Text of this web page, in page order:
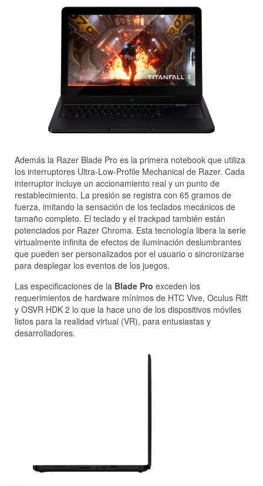
Además la Razer Blade Pro es la primera notebook que utiliza
los interruptores Ultra-Low-Profile Mechanical de Razer. Cada
interruptor incluye un accionamiento real y un punto de
restablecimiento. La presión se registra con 65 gramos de
fuerza, imitando la sensación de los teclados mecánicos de
tamaño completo. El teclado y el trackpad también están
potenciados por Razer Chroma. Esta tecnología libera la serie
virtualmente infinita de efectos de iluminación deslumbrantes
que pueden ser personalizados por el usuario o sincronizarse
para desplegar los eventos de los juegos.
Las especificaciones de la Blade Pro exceden los
requerimientos de hardware mínimos de HTC Vive, Oculus Rift
y OSVR HDK 2 lo que la hace uno de los dispositivos móviles
listos para la realidad virtual (VR), para entusiastas y
desarrolladores.